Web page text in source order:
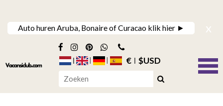
Auto huren Aruba, Bonaire of Curacao klik hier ► x
€ $USD